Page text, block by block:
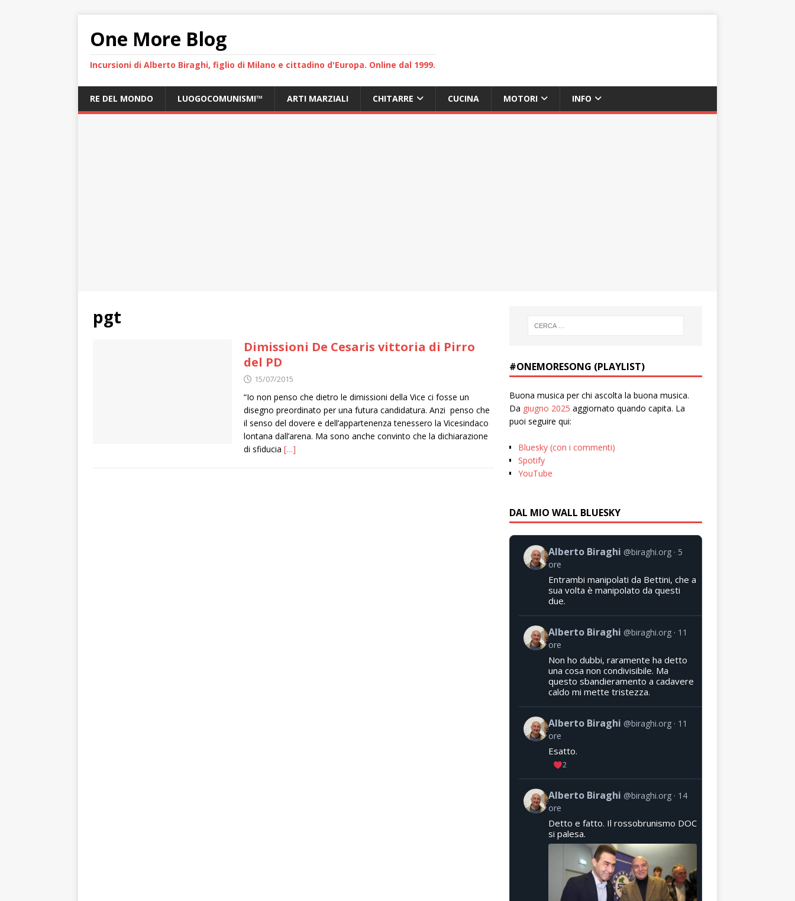
One More Blog
Incursioni di Alberto Biraghi, figlio di Milano e cittadino d'Europa. Online dal 1999.
RE DEL MONDO LUOGOCOMUNISMI™ ARTI MARZIALI CHITARRE CUCINA MOTORI INFO
pgt
Dimissioni De Cesaris vittoria di Pirro
del PD
15/07/2015
“Io non penso che dietro le dimissioni della Vice ci fosse un
disegno preordinato per una futura candidatura. Anzi penso che
il senso del dovere e dell’appartenenza tenessero la Vicesindaco
lontana dall’arena. Ma sono anche convinto che la dichiarazione
di sfiducia […]
#ONEMORESONG (PLAYLIST)
Buona musica per chi ascolta la buona musica.
Da giugno 2025 aggiornato quando capita. La
puoi seguire qui:
Bluesky (con i commenti)
Spotify
YouTube
DAL MIO WALL BLUESKY
Alberto Biraghi @biraghi.org
5
ore
Entrambi manipolati da Bettini, che a
sua volta è manipolato da questi
due.
Alberto Biraghi @biraghi.org
11
ore
Non ho dubbi, raramente ha detto
una cosa non condivisibile. Ma
questo sbandieramento a cadavere
caldo mi mette tristezza.
Alberto Biraghi @biraghi.org
11
ore
Esatto.
2
Alberto Biraghi @biraghi.org
14
ore
Detto e fatto. Il rossobrunismo DOC
si palesa.